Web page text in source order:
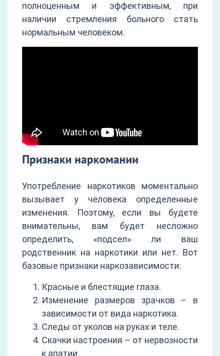
полноценным и эффективным, при
наличии стремления больного стать
нормальным человеком.
Признаки наркомании
Употребление наркотиков моментально
вызывает у человека определенные
изменения. Поэтому, если вы будете
внимательны, вам будет несложно
определить, «подсел» ли ваш
родственник на наркотики или нет. Вот
базовые признаки наркозависимости:
Красные и блестящие глаза.
Изменение размеров зрачков – в
зависимости от вида наркотика.
Следы от уколов на руках и теле.
Скачки настроения – от нервозности
к апатии.